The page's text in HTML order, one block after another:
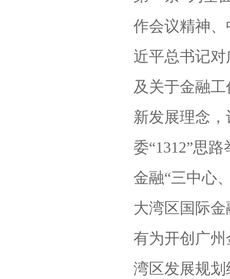
作会议精神
近平总书记
及关于金融
新发展理念，
委“1312”思
金融“三中心
大湾区国际
有为开创广
湾区发展规